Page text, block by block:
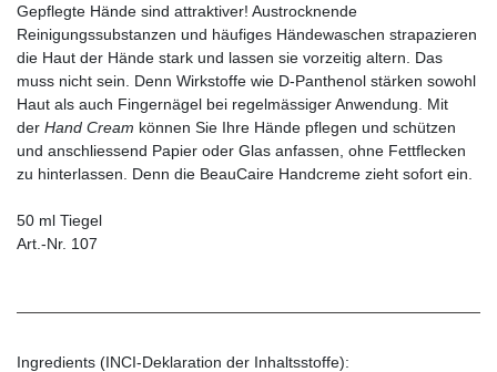
Gepflegte Hände sind attraktiver! Austrocknende
Reinigungssubstanzen und häufiges Händewaschen strapazieren
die Haut der Hände stark und lassen sie vorzeitig altern. Das
muss nicht sein. Denn Wirkstoffe wie D-Panthenol stärken sowohl
Haut als auch Fingernägel bei regelmässiger Anwendung. Mit
der Hand Cream können Sie Ihre Hände pflegen und schützen
und anschliessend Papier oder Glas anfassen, ohne Fettflecken
zu hinterlassen. Denn die BeauCaire Handcreme zieht sofort ein.
50 ml Tiegel
Art.-Nr. 107
Ingredients (INCI-Deklaration der Inhaltsstoffe):